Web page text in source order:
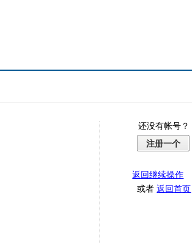
还没有帐号？
注册一个
返回继续操作
或者返回首页